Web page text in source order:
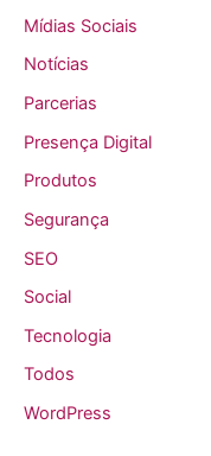
Mídias Sociais
Notícias
Parcerias
Presença Digital
Produtos
Segurança
SEO
Social
Tecnologia
Todos
WordPress